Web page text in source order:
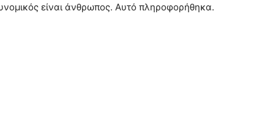
είναι άνθρωπος. Αυτό πληροφορήθηκα.